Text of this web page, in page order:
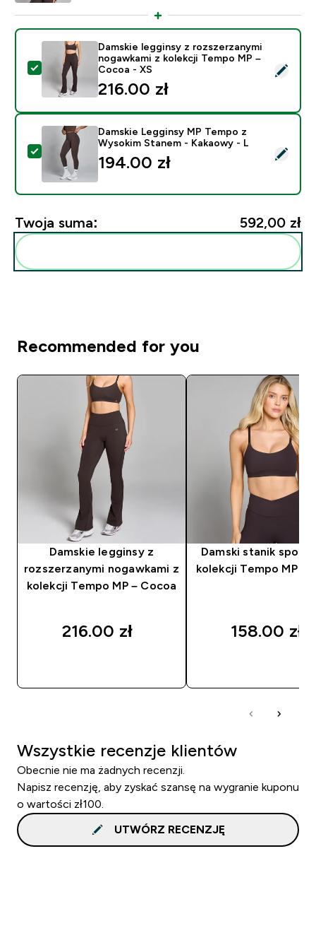
Wybierz ten produkt - Damskie legginsy z
Damskie legginsy z rozszerzanymi
nogawkami z kolekcji Tempo MP –
Cocoa - XS
216.00 zł‎
Wybierz ten produkt - Damskie Legginsy MP Tempo
Damskie Legginsy MP Tempo z
Wysokim Stanem - Kakaowy - L
194.00 zł‎
Twoja suma: 592,00 zł‎
Recommended for you
Damskie legginsy z
rozszerzanymi nogawkami z
kolekcji Tempo MP – Cocoa
216.00 zł‎
Damski stanik
kolekcji Tempo MP –
158.00 zł‎
Wszystkie recenzje klientów
Obecnie nie ma żadnych recenzji.
Napisz recenzję, aby zyskać szansę na wygranie kuponu
o wartości zł100.
UTWÓRZ RECENZJĘ